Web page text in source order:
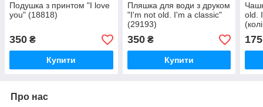
Подушка з принтом "I love
you" (18818)
350 ₴
Купити
Пляшка для води з друком
"I'm not old. I'm a classic"
(29193)
350₴
Купити
old.
175
Про нас